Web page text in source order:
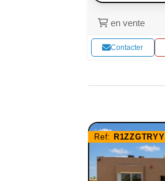
en vente
Contacter
Ref: R1ZZGTRYY